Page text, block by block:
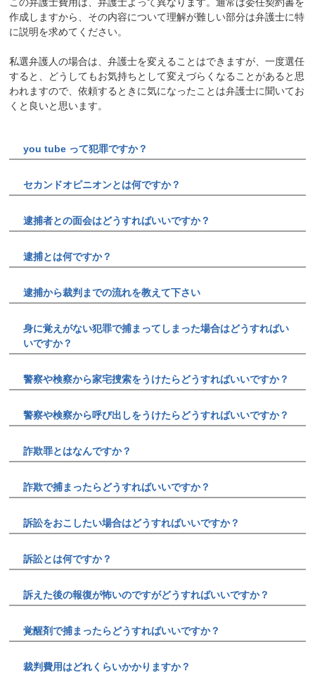
作成しますから、その内容について理解が難しい部分は弁護士に特
に説明を求めてください。
私選弁護人の場合は、弁護士を変えることはできますが、一度選任
すると、どうしてもお気持ちとして変えづらくなることがあると思
われますので、依頼するときに気になったことは弁護士に聞いてお
くと良いと思います。
you tube って犯罪ですか？
セカンドオピニオンとは何ですか？
逮捕者との面会はどうすればいいですか？
逮捕とは何ですか？
逮捕から裁判までの流れを教えて下さい
身に覚えがない犯罪で捕まってしまった場合はどうすればい
いですか？
警察や検察から家宅捜索をうけたらどうすればいいですか？
警察や検察から呼び出しをうけたらどうすればいいですか？
詐欺罪とはなんですか？
詐欺で捕まったらどうすればいいですか？
訴訟をおこしたい場合はどうすればいいですか？
訴訟とは何ですか？
訴えた後の報復が怖いのですがどうすればいいですか？
覚醒剤で捕まったらどうすればいいですか？
裁判費用はどれくらいかかりますか？